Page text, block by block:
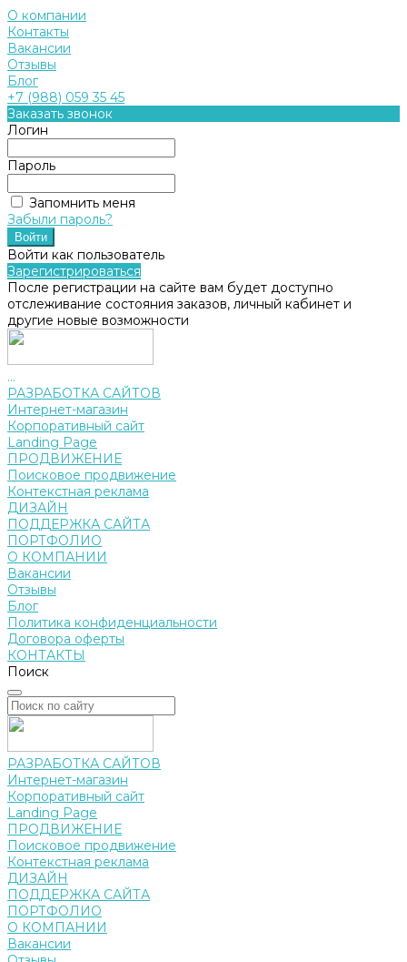
О компании
Контакты
Вакансии
Отзывы
Блог
+7 (988) 059 35 45
Заказать звонок
Логин
Пароль
Запомнить меня
Забыли пароль?
Войти как пользователь
Зарегистрироваться
После регистрации на сайте вам будет доступно
отслеживание состояния заказов, личный кабинет и
другие новые возможности
...
РАЗРАБОТКА САЙТОВ
Интернет-магазин
Корпоративный сайт
Landing Page
ПРОДВИЖЕНИЕ
Поисковое продвижение
Контекстная реклама
ДИЗАЙН
ПОДДЕРЖКА САЙТА
ПОРТФОЛИО
О КОМПАНИИ
Вакансии
Отзывы
Блог
Политика конфиденциальности
Договора оферты
КОНТАКТЫ
Поиск
РАЗРАБОТКА САЙТОВ
Интернет-магазин
Корпоративный сайт
Landing Page
ПРОДВИЖЕНИЕ
Поисковое продвижение
Контекстная реклама
ДИЗАЙН
ПОДДЕРЖКА САЙТА
ПОРТФОЛИО
О КОМПАНИИ
Вакансии